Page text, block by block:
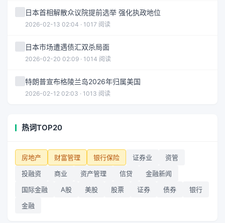
日本首相解散众议院提前选举 强化执政地位
2026-02-13 02:04 · 1017 阅读
日本市场遭遇债汇双杀局面
2026-02-20 02:09 · 1014 阅读
特朗普宣布格陵兰岛2026年归属美国
2026-02-12 02:03 · 1013 阅读
热词TOP20
房地产 财富管理 银行保险 证券业
资管
投融资
商业 资产管理 信贷
金融新闻
国际金融
A股 美股 股票 证券 债券
银行
金融